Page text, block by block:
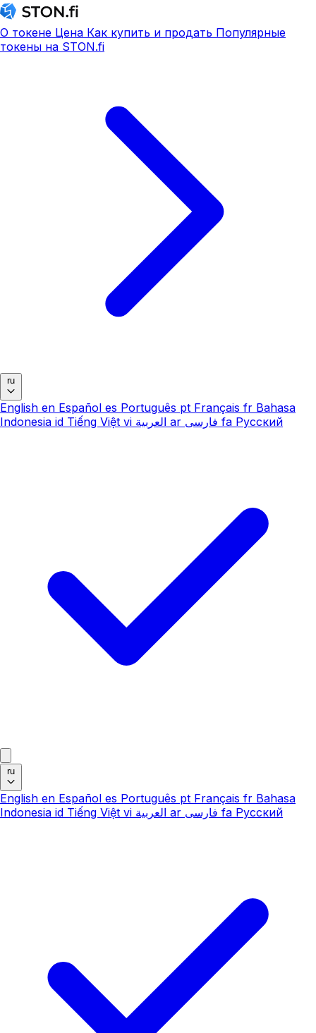
О токене Цена Как купить и продать Популярные
токены на STON.fi
ru
English en Español es Português pt Français fr Bahasa
Indonesia id Tiếng Việt vi العربية ar فارسی fa Русский
ru
English en Español es Português pt Français fr Bahasa
Indonesia id Tiếng Việt vi العربية ar فارسی fa Русский